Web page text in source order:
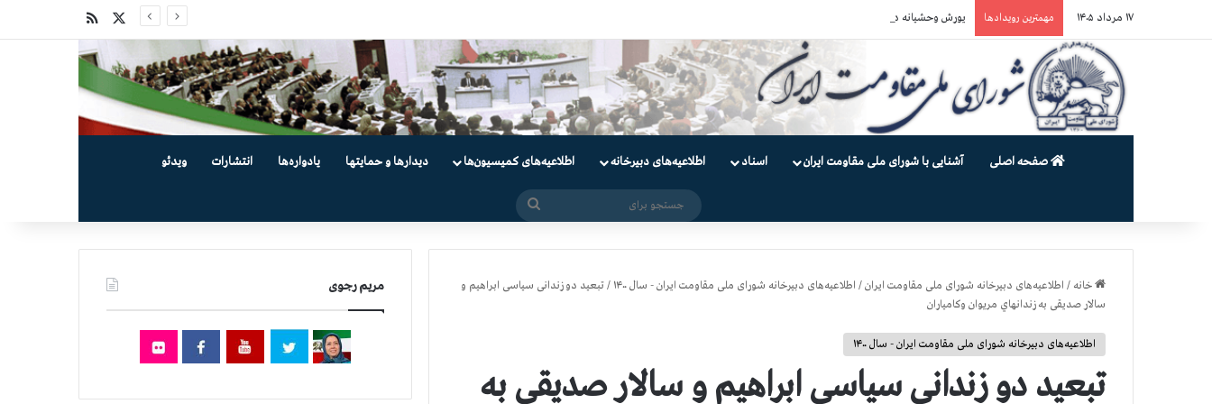
۱۷ مرداد ۱۴۰۵ مهمترین رویدادها یورش وحشیانه دژخیمان رژیم آخوندی به بند ۷ زندان اوین و ضرب‌وجرح زندانیان سیاسی
صفحه اصلی آشنایی با شورای ملی مقاومت ایران اسناد اطلاعیه‌های دبیرخانه اطلاعیه‌های کمیسیون‌‌ها دیدارها و حمایتها یادواره‌ها انتشارات ویدئو
خانه / اطلاعیه‌های دبیرخانه شورای ملی مقاومت ایران/ اطلاعیه‌های دبیرخانه شورای ملی مقاومت ایران - سال ۱۴۰۰ /تبعید دو زندانی سیاسی ابراهیم و
سالار صدیقی به زندانهاي مريوان وكامياران
اطلاعیه‌های دبیرخانه شورای ملی مقاومت ایران - سال ۱۴۰۰
تبعید دو زندانی سیاسی ابراهیم و سالار صدیقی به
مریم رجوی